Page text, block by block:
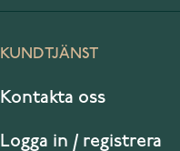
KUNDTJÄNST
Kontakta oss
Logga in / registrera